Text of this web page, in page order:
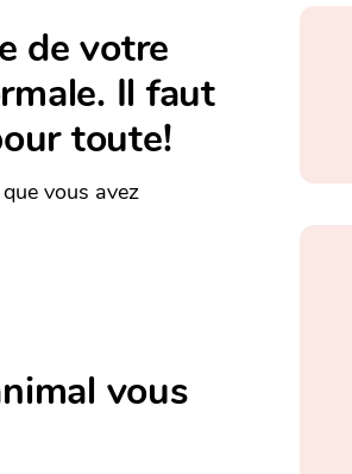
de votre
Il faut
toute!
vous avez
vous